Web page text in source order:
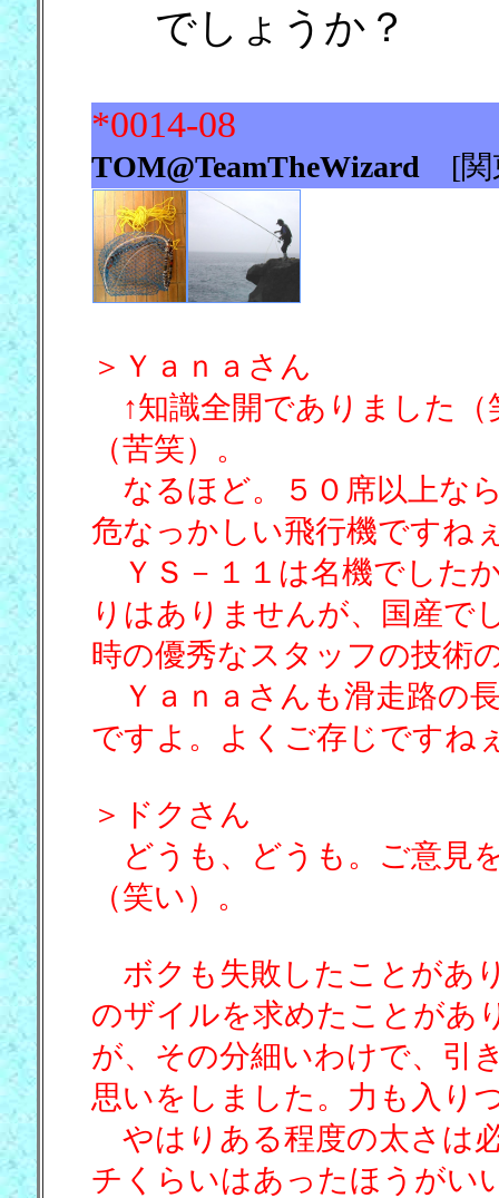
でしょうか？
*0014-08
TOM@TeamTheWizard [
＞Ｙａｎａさん
↑知識全開でありました（
（苦笑）。
なるほど。５０席以上な
危なっかしい飛行機ですね
ＹＳ－１１は名機でした
りはありませんが、国産で
時の優秀なスタッフの技術
Ｙａｎａさんも滑走路の
ですよ。よくご存じですね
＞ドクさん
どうも、どうも。ご意見
（笑い）。
ボクも失敗したことがあ
のザイルを求めたことがあ
が、その分細いわけで、引
思いをしました。力も入り
やはりある程度の太さは
チくらいはあったほうがい